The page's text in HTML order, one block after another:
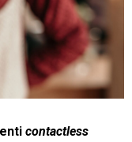
contactless